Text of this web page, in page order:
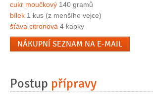
cukr moučkový 140 gramů
bílek 1 kus (z menšího vejce)
šťáva citronová 4 kapky
NÁKUPNÍ SEZNAM NA E-MAIL
Postup přípravy